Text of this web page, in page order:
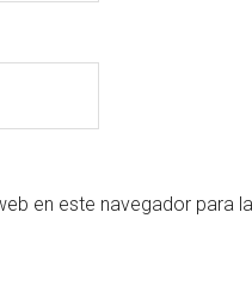
en este navegador para